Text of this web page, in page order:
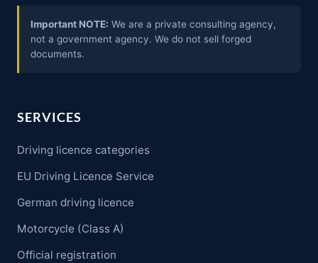
Important NOTE: We are a private consulting agency,
not a government agency. We do not sell forged
documents.
SERVICES
Driving licence categories
EU Driving Licence Service
German driving licence
Motorcycle (Class A)
Official registration